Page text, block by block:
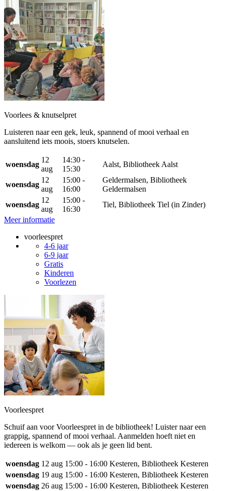
Voorlees & knutselpret
Luisteren naar een gek, leuk, spannend of mooi verhaal en
aansluitend iets moois, stoers knutselen.
woensdag
12
aug
14:30 -
15:30
Aalst, Bibliotheek Aalst
woensdag
12
aug
15:00 -
16:00
Geldermalsen, Bibliotheek
Geldermalsen
woensdag
12
aug
15:00 -
16:30
Tiel, Bibliotheek Tiel (in Zinder)
Meer informatie
voorleespret
4-6 jaar
6-9 jaar
Gratis
Kinderen
Voorlezen
Voorleespret
Schuif aan voor Voorleespret in de bibliotheek! Luister naar een
grappig, spannend of mooi verhaal. Aanmelden hoeft niet en
iedereen is welkom — ook als je geen lid bent.
woensdag 12 aug 15:00 - 16:00 Kesteren, Bibliotheek Kesteren
woensdag 19 aug 15:00 - 16:00 Kesteren, Bibliotheek Kesteren
woensdag 26 aug 15:00 - 16:00 Kesteren, Bibliotheek Kesteren